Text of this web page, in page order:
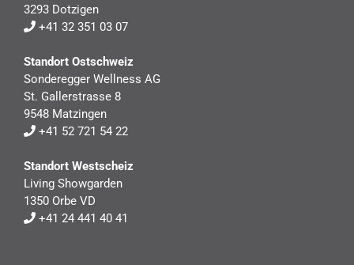
3293 Dotzigen
+41 32 351 03 07
Standort Ostschweiz
Sonderegger Wellness AG
St. Gallerstrasse 8
9548 Matzingen
+41 52 721 54 22
Standort Westscheiz
Living Showgarden
1350 Orbe VD
+41 24 441 40 41